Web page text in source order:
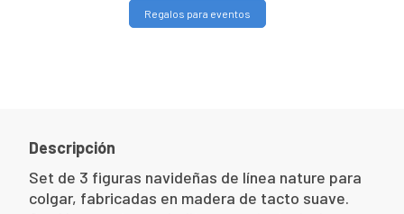
Regalos para eventos
Descripción
Set de 3 figuras navideñas de línea nature para
colgar, fabricadas en madera de tacto suave.